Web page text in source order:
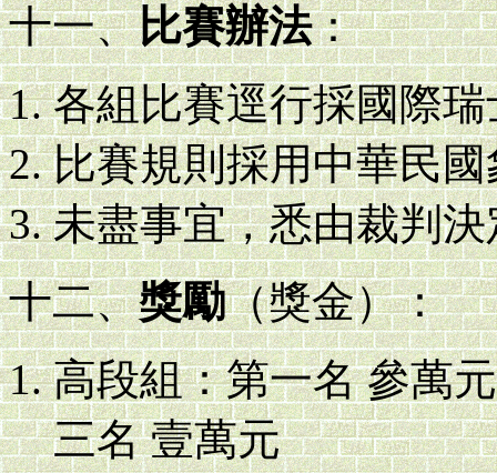
十一、比賽辦法：
各組比賽逕行採國際
比賽規則採用中華民
未盡事宜，悉由裁判
十二、獎勵（獎金）：
高段組：第一名 參
三名 壹萬元